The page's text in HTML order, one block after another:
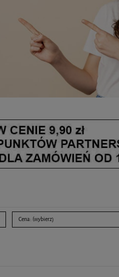
Cena: (wybierz)